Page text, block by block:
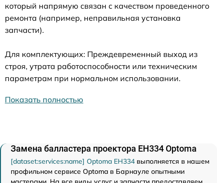
который напрямую связан с качеством проведенного
ремонта (например, неправильная установка
запчасти).
Для комплектующих: Преждевременный выход из
строя, утрата работоспособности или техническим
параметрам при нормальном использовании.
Показать полностью
Замена балластера проектора EH334 Optoma
[dataset:services:name] Optoma EH334 выполняется в нашем
профильном сервисе Optoma в Барнауле опытными